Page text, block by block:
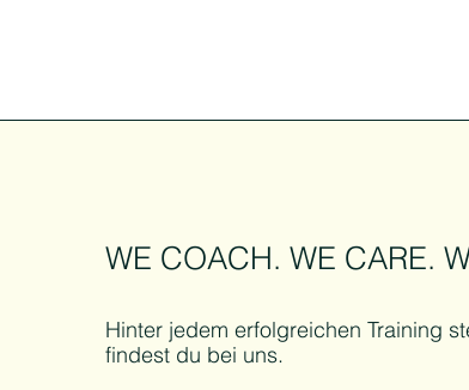
WE COACH. WE CARE.
Hinter jedem erfolgreichen Training
findest du bei uns.